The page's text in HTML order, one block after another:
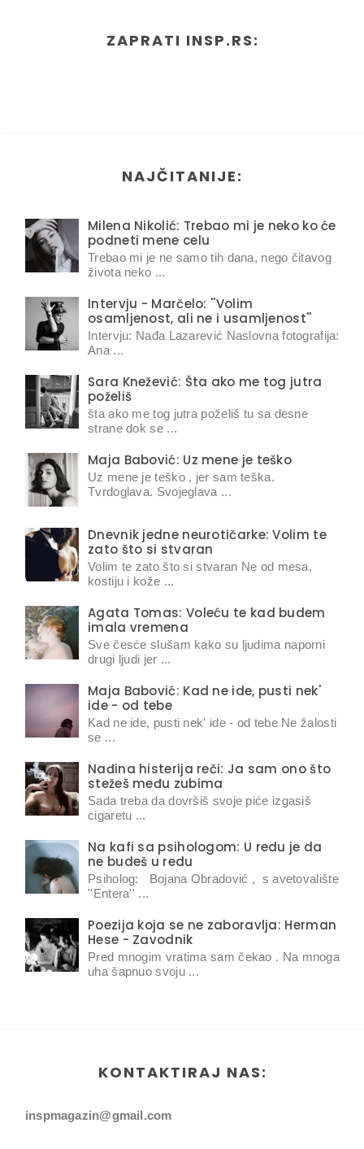
ZAPRATI INSP.RS:
NAJČITANIJE:
Milena Nikolić: Trebao mi je neko ko će
podneti mene celu
Trebao mi je ne samo tih dana, nego čitavog
života neko ...
Intervju - Marčelo: ''Volim
osamljenost, ali ne i usamljenost''
Intervju: Nađa Lazarević Naslovna fotografija:
Ana ...
Sara Knežević: Šta ako me tog jutra
poželiš
šta ako me tog jutra poželiš tu sa desne
strane dok se ...
Maja Babović: Uz mene je teško
Uz mene je teško , jer sam teška.
Tvrdoglava. Svojeglava ...
Dnevnik jedne neurotičarke: Volim te
zato što si stvaran
Volim te zato što si stvaran Ne od mesa,
kostiju i kože ...
Agata Tomas: Voleću te kad budem
imala vremena
Sve česće slušam kako su ljudima naporni
drugi ljudi jer ...
Maja Babović: Kad ne ide, pusti nek'
ide - od tebe
Kad ne ide, pusti nek' ide - od tebe Ne žalosti
se ...
Nađina histerija reči: Ja sam ono što
stežeš među zubima
Sada treba da dovršiš svoje piće izgasiš
cigaretu ...
Na kafi sa psihologom: U redu je da
ne budeš u redu
Psiholog: Bojana Obradović , s avetovalište
''Entera'' ...
Poezija koja se ne zaboravlja: Herman
Hese - Zavodnik
Pred mnogim vratima sam čekao . Na mnoga
uha šapnuo svoju ...
KONTAKTIRAJ NAS:
inspmagazin@gmail.com